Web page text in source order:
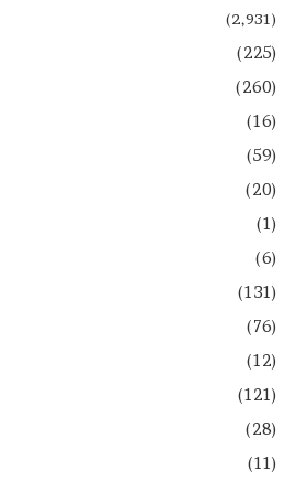
(2,931)
(225)
(260)
(16)
(59)
(20)
(1)
(6)
(131)
(76)
(12)
(121)
(28)
(11)